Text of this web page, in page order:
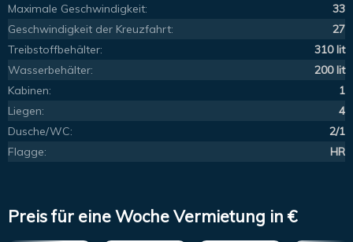
Maximale Geschwindigkeit:
33
Geschwindigkeit der Kreuzfahrt:
27
Treibstoffbehälter:
310 lit
Wasserbehälter:
200 lit
Kabinen:
1
Liegen:
4
Dusche/WC:
2/1
Flagge:
HR
Preis für eine Woche Vermietung in €